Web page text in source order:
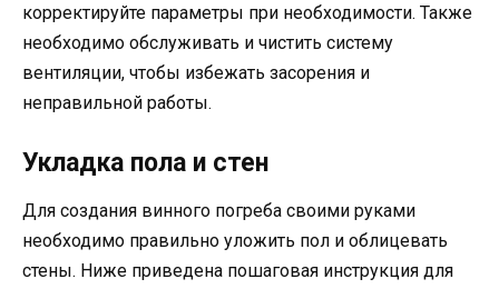
корректируйте параметры при необходимости. Также
необходимо обслуживать и чистить систему
вентиляции, чтобы избежать засорения и
неправильной работы.
Укладка пола и стен
Для создания винного погреба своими руками
необходимо правильно уложить пол и облицевать
стены. Ниже приведена пошаговая инструкция для